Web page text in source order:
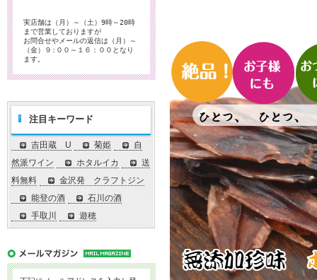
実店舗は（月）～（土）9時～20時
まで営業しておりますが
お問合せやメールの返信は（月）～
（金）９:００～１６：００となり
ます。
注目キーワード
吉田蔵 U 菊姫
自
然派ワイン
ホタルイカ
送
料無料
金沢発 クラフトジン
能登の酒
石川の酒
手取川
遊穂